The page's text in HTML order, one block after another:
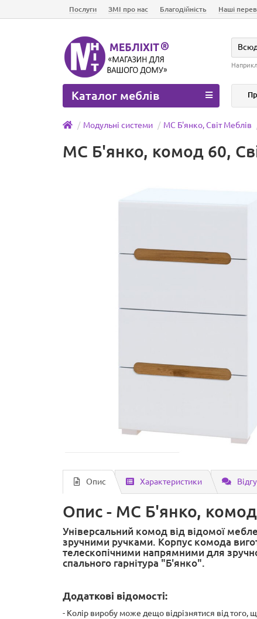
Послуги ЗМІ про нас Благодійність Наші
Каталог меблів
Модульні системи МС Б'янко, Світ Меблів
МС Б'янко, комод 60,
Опис Характеристики
Опис - МС Б'янко, комод
Універсальний комод від відомої
зручними ручками. Корпус комода
телескопічними напрямними для
спального гарнітура "Б'янко".
Додаткові відомості:
- Колір виробу може дещо відрізнятися від